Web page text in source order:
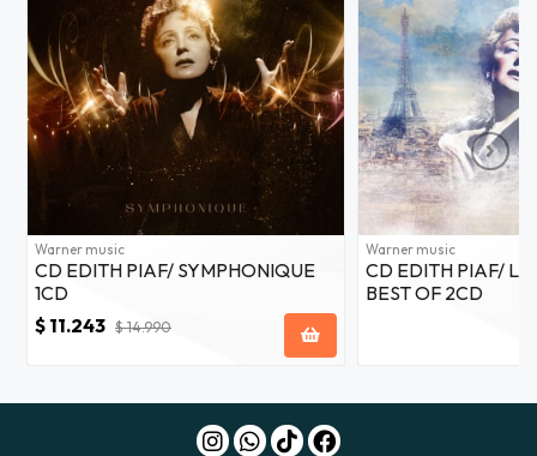
Warner music
CD EDITH PIAF/ SYMPHONIQUE
1CD
$ 11.243 $ 14.990
Warner music
CD EDITH PIAF/ LA
BEST OF 2CD